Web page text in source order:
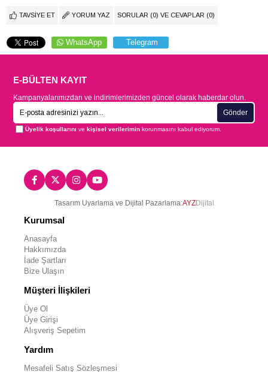
TAVSIYE ET YORUM YAZ SORULAR (0) VE CEVAPLAR (0)
WhatsApp Telegram
E-BÜLTEN KAYIT
Kampanyalarımızdan ve indirimlerimizden güncel olarak haberdar olun.
Gönder
Üyelik koşullarını vekişisel verilerimin korunmasını kabul ediyorum.
Tasarım Uyarlama ve Dijital Pazarlama:AYZDijital
Kurumsal
Anasayfa
Hakkımızda
İade Şartları
Bize Ulaşın
Müşteri İlişkileri
Üye Ol
Üye Girişi
Alışveriş Sepetim
Yardım
Mesafeli Satış Sözleşmesi